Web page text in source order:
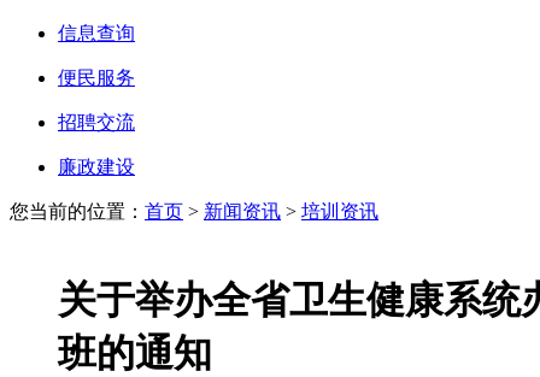
信息查询
便民服务
招聘交流
廉政建设
您当前的位置： 首页 > 新闻资讯 > 培训资讯
关于举办全省卫生健康系
班的通知